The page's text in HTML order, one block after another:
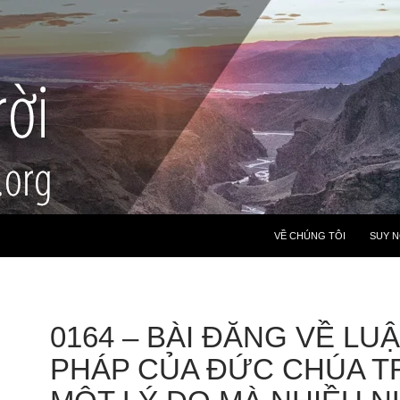
VỀ CHÚNG TÔI SUY
0164 – BÀI ĐĂNG VỀ
PHÁP CỦA ĐỨC CHÚA